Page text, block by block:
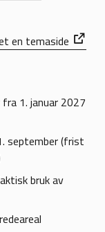
en temaside
1. januar 2027
september (frist
bruk av